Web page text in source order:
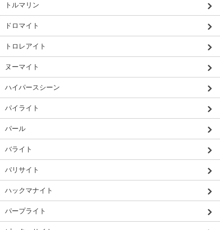
トルマリン
ドロマイト
トロレアイト
ヌーマイト
ハイパースシーン
パイライト
パール
バライト
バリサイト
ハックマナイト
パープライト